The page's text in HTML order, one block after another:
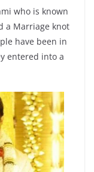
who is known
a Marriage knot
have been in
entered into a